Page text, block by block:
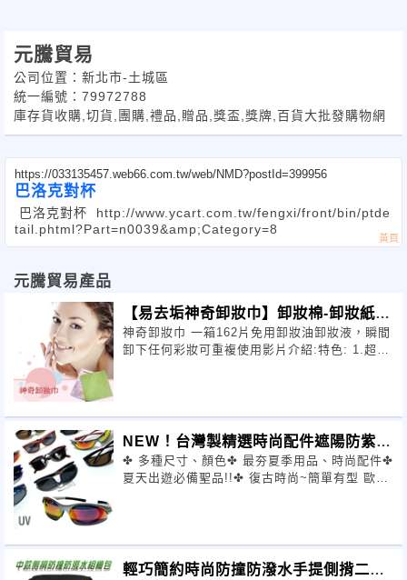
元騰貿易
公司位置：新北市-土城區
統一編號：79972788
庫存貨收購,切貨,團購,禮品,贈品,獎盃,獎牌,百貨大批發購物網
https://033135457.web66.com.tw/web/NMD?postId=399956
巴洛克對杯
tail.phtml?Part=n0039&amp;Category=8
元騰貿易產品
【易去垢神奇卸妝巾】卸妝棉-卸妝紙
，可重複使用
神奇卸妝巾 一箱162片免用卸妝油卸妝液，瞬間
卸下任何彩妝可重複使用影片介紹:特色: 1.超細
NEW！台灣製精選時尚配件遮陽防紫外
線UV太陽眼鏡
✤ 多種尺寸、顏色✤ 最夯夏季用品、時尚配件✤
夏天出遊必備聖品!!✤ 復古時尚~簡單有型 歐美
輕巧簡約時尚防撞防潑水手提側揹二用